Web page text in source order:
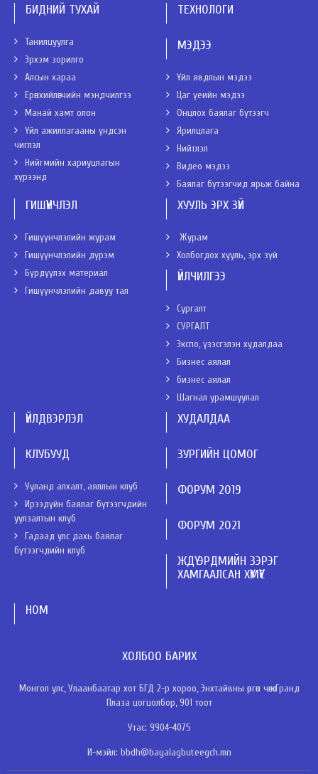
БИДНИЙ ТУХАЙ
Танилцуулга
Эрхэм зорилго
Алсын хараа
Ерөнхийлөгчийн мэндчилгээ
Манай хамт олон
Үйл ажиллагааны үндсэн
чиглэл
Нийгмийн хариуцлагын
хүрээнд
ТЕХНОЛОГИ
МЭДЭЭ
Үйл явдлын мэдээ
Цаг үеийн мэдээ
Онцлох баялаг бүтээгч
Ярилцлага
Нийтлэл
Видео мэдээ
Баялаг бүтээгчид ярьж байна
ГИШҮҮНЧЛЭЛ
Гишүүнчлэлийн журам
Гишүүнчлэлийн дүрэм
Бүрдүүлэх материал
Гишүүнчлэлийн давуу тал
ХУУЛЬ ЭРХ ЗҮЙ
Журам
Холбогдох хууль, эрх зүй
ҮЙЛЧИЛГЭЭ
Сургалт
СУРГАЛТ
Экспо, үзэсгэлэн худалдаа
Бизнес аялал
бизнес аялал
Шагнал урамшуулал
ҮЙЛДВЭРЛЭЛ ХУДАЛДАА
КЛУБУУД
Ууланд алхалт, аяллын клуб
Ирээдүйн баялаг бүтээгчдийн
уулзалтын клуб
Гадаад улс дахь баялаг
бүтээгчдийн клуб
ЗУРГИЙН ЦОМОГ
ФОРУМ 2019
ФОРУМ 2021
ЖДҮ ЭРДМИЙН ЗЭРЭГ
ХАМГААЛСАН ХҮМҮҮС
НОМ
ХОЛБОО БАРИХ
Монгол улс, Улаанбаатар хот БГД 2-р хороо, Энхтайвны өргөн чөлөө Гранд
Плаза цогцолбор, 901 тоот
Утас: 9904-4075
И-мэйл: bbdh@bayalagbuteegch.mn